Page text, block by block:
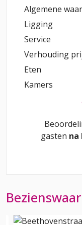
Algemene
Ligging
Service
Verhouding
Eten
Kamers
gasten na